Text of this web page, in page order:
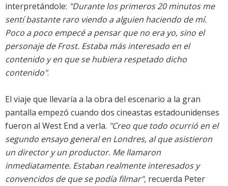
interpretándole: "Durante los primeros 20 minutos me
sentí bastante raro viendo a alguien haciendo de mí.
Poco a poco empecé a pensar que no era yo, sino el
personaje de Frost. Estaba más interesado en el
contenido y en que se hubiera respetado dicho
contenido".
El viaje que llevaría a la obra del escenario a la gran
pantalla empezó cuando dos cineastas estadounidenses
fueron al West End a verla. "Creo que todo ocurrió en el
segundo ensayo general en Londres, al que asistieron
un director y un productor. Me llamaron
inmediatamente. Estaban realmente interesados y
convencidos de que se podía filmar", recuerda Peter